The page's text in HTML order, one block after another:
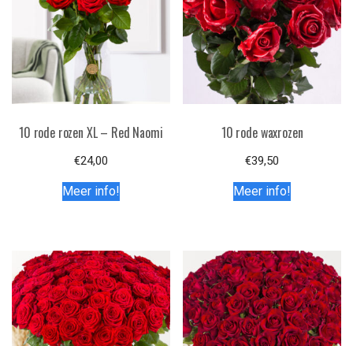
10 rode rozen XL – Red Naomi
€24,00
Meer info!
10 rode waxrozen
€39,50
Meer info!